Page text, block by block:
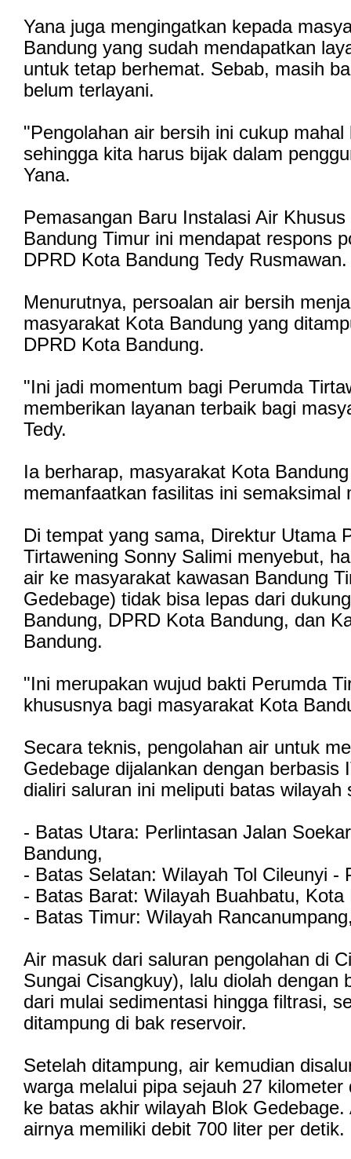
Yana juga mengingatkan kepada
Bandung yang sudah mendapatkan
untuk tetap berhemat. Sebab, masih
belum terlayani.
"Pengolahan air bersih ini cukup mahal
sehingga kita harus bijak dalam
Yana.
Pemasangan Baru Instalasi Air
Bandung Timur ini mendapat respons
DPRD Kota Bandung Tedy
Menurutnya, persoalan air bersih
masyarakat Kota Bandung yang
DPRD Kota Bandung.
"Ini jadi momentum bagi Perumda
memberikan layanan terbaik bagi
Tedy.
Ia berharap, masyarakat Kota
memanfaatkan fasilitas ini semaksimal
Di tempat yang sama, Direktur Utama
Tirtawening Sonny Salimi menyebut,
air ke masyarakat kawasan Bandung
Gedebage) tidak bisa lepas dari
Bandung, DPRD Kota Bandung, dan
Bandung.
"Ini merupakan wujud bakti Perumda
khususnya bagi masyarakat Kota
Secara teknis, pengolahan air untuk
Gedebage dijalankan dengan berbasis
dialiri saluran ini meliputi batas wilayah
- Batas Utara: Perlintasan Jalan
Bandung,
- Batas Selatan: Wilayah Tol Cileunyi -
- Batas Barat: Wilayah Buahbatu, Kota
- Batas Timur: Wilayah
Air masuk dari saluran pengolahan di
Sungai Cisangkuy), lalu diolah dengan
dari mulai sedimentasi hingga filtrasi,
ditampung di bak reservoir.
Setelah ditampung, air kemudian
warga melalui pipa sejauh 27 kilometer
ke batas akhir wilayah Blok Gedebage.
airnya memiliki debit 700 liter per detik.